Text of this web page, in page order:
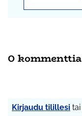
0 kommenttia
Kirjaudu tilillesi tai